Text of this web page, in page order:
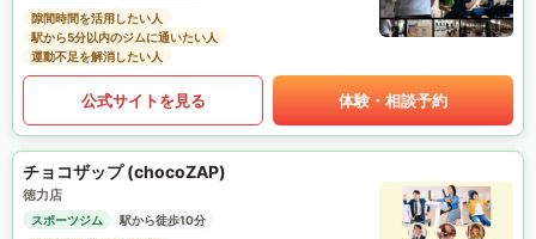
隙間時間を活用したい人
駅から5分以内のジムに通いたい人
運動不足を解消したい人
公式サイトを見る 体験・相談予約
チョコザップ (chocoZAP)
徳力店
スポーツジム
駅から徒歩10分